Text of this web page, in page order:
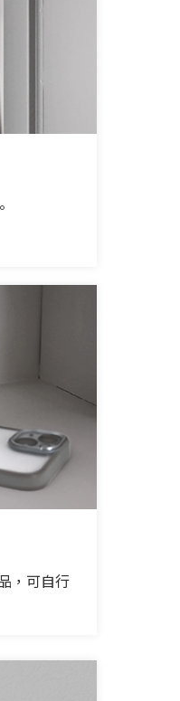
，可自行